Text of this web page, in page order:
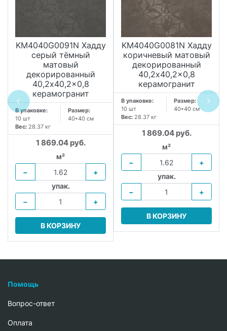
KM4040G0091N Хадду
серый тёмный
матовый
декорированный
40,2x40,2x0,8
керамогранит
В упаковке:
10 шт
Размер:
40*40 см
Вес: 28.37 кг
1 869.04 руб.
м²
−
+
упак.
−
+
В КОРЗИНУ
KM4040G0081N Хадду
коричневый матовый
декорированный
40,2x40,2x0,8
керамогранит
В упаковке:
10 шт
Размер:
40*40 см
Вес: 28.37 кг
1 869.04 руб.
м²
−
+
упак.
−
+
В КОРЗИНУ
Помощь
Вопрос-ответ
Oплата